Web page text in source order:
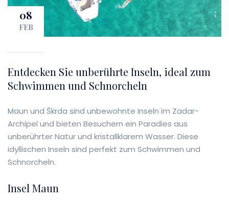
08
FEB
Entdecken Sie unberührte Inseln, ideal zum
Schwimmen und Schnorcheln
Maun und Škrda sind unbewohnte Inseln im Zadar-
Archipel und bieten Besuchern ein Paradies aus
unberührter Natur und kristallklarem Wasser. Diese
idyllischen Inseln sind perfekt zum Schwimmen und
Schnorcheln.
Insel Maun